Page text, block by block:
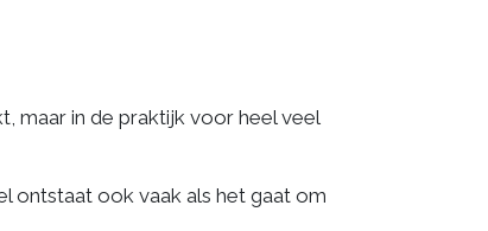
maar in de praktijk voor heel veel
ontstaat ook vaak als het gaat om